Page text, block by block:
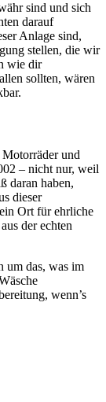
sind und sich
darauf
Anlage sind,
stellen, die wir
wie dir
sollten, wären
und
– nicht nur, weil
daran haben,
dieser
Ort für ehrliche
der echten
um das, was im
wenn’s